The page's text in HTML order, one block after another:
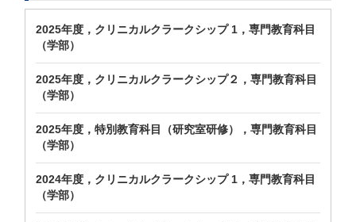
2025年度，クリニカルクラークシップ 1，専門教育科目
（学部）
2025年度，クリニカルクラークシップ２，専門教育科目
（学部）
2025年度，特別教育科目（研究室研修），専門教育科目
（学部）
2024年度，クリニカルクラークシップ 1，専門教育科目
（学部）